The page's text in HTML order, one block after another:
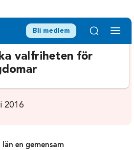
Bli medlem
valfriheten för
2016
en gemensam